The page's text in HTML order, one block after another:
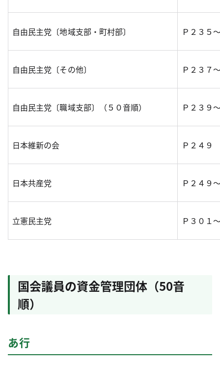
自由民主党〔地域支部・町村部〕 Ｐ２３５
自由民主党〔その他〕 Ｐ２３７
自由民主党〔職域支部〕（５０音順） Ｐ２３９
日本維新の会 Ｐ２４９
日本共産党 Ｐ２４９
立憲民主党 Ｐ３０１
国会議員の資金管理団体（50音
順）
あ行